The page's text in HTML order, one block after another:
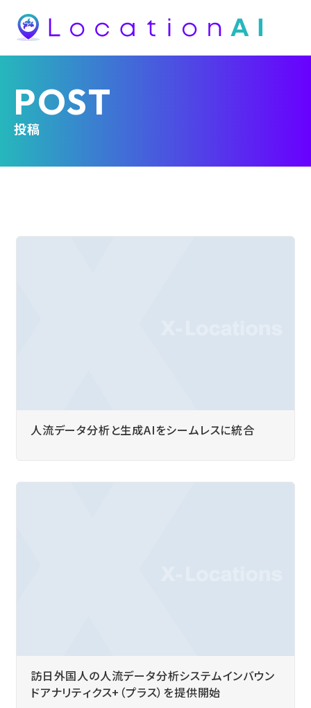
POST
投稿
人流データ分析と生成AIをシームレスに統合
訪日外国人の人流データ分析システムインバウン
ドアナリティクス+（プラス）を提供開始